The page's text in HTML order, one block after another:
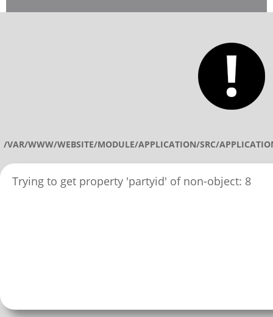
/VAR/WWW/WEBSITE/MODULE/APPLICATION/SRC/
Trying to get property 'partyid' of non-object: 8